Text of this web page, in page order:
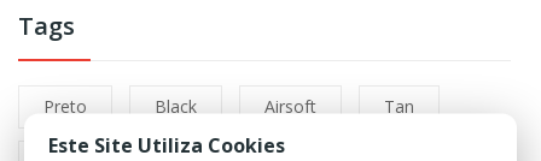
Tags
Preto Black Airsoft Tan
Este Site Utiliza Cookies